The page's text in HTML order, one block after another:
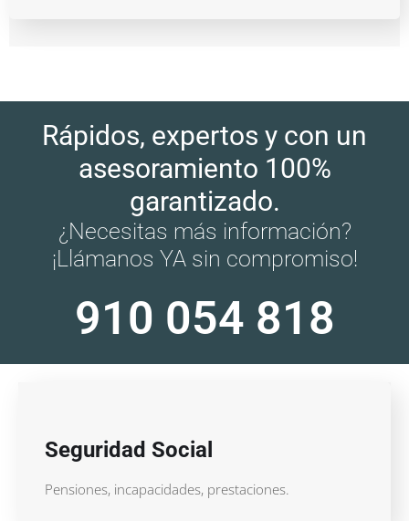
Rápidos, expertos y con un
asesoramiento 100%
garantizado.
¿Necesitas más información?
¡Llámanos YA sin compromiso!
910 054 818
Seguridad Social
Pensiones, incapacidades, prestaciones.